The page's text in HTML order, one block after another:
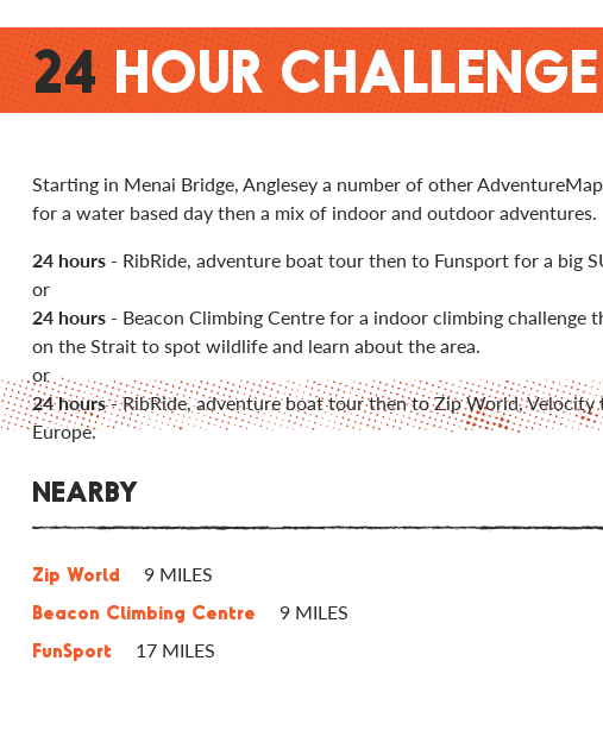
24HOUR CHALLENGE
Starting in Menai Bridge, Anglesey a number of other
for a water based day then a mix of indoor and outdoor adventures.
24 hours- RibRide, adventure boat tour then to Funsport for a big
or
24 hours- Beacon Climbing Centre for a indoor climbing challenge
on the Strait to spot wildlife and learn about the area.
or
24 hours- RibRide, adventure boat tour then to Zip World,
Europe.
NEARBY
Zip World 9 MILES
Beacon Climbing Centre 9 MILES
FunSport 17 MILES